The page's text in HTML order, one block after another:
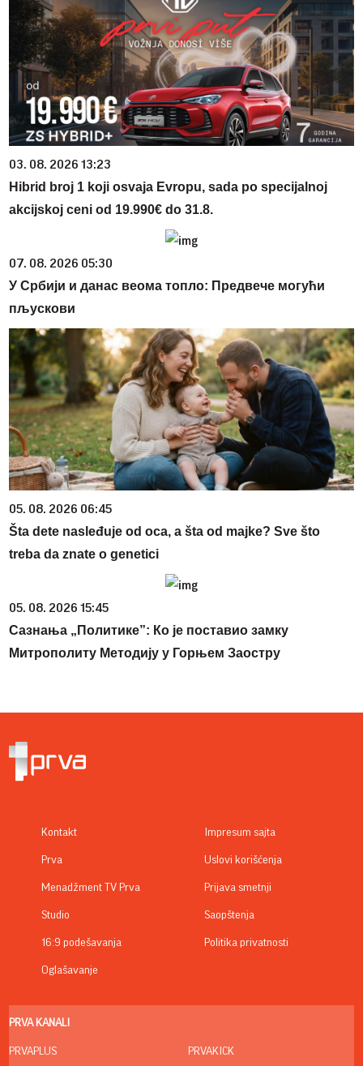
03. 08. 2026 13:23
Hibrid broj 1 koji osvaja Evropu, sada po specijalnoj
akcijskoj ceni od 19.990€ do 31.8.
07. 08. 2026 05:30
У Србији и данас веома топло: Предвече могући
пљускови
05. 08. 2026 06:45
Šta dete nasleđuje od oca, a šta od majke? Sve što
treba da znate o genetici
05. 08. 2026 15:45
Сазнања „Политике”: Ко је поставио замку
Митрополиту Методију у Горњем Заостру
Kontakt
Prva
Menadžment TV Prva
Studio
16:9 podešavanja
Oglašavanje
Impresum sajta
Uslovi korišćenja
Prijava smetnji
Saopštenja
Politika privatnosti
PRVA KANALI
PRVAPLUS PRVAKICK